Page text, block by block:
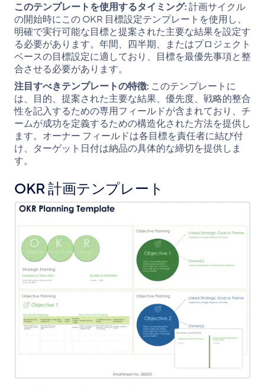
このテンプレートを使用するタイミング:計画サイクル
の開始時にこの OKR 目標設定テンプレートを使用し、
明確で実行可能な目標と提案された主要な結果を設定す
る必要があります。年間、四半期、またはプロジェクト
ベースの目標設定に適しており、目標を最優先事項と整
合させる必要があります。
注目すべきテンプレートの特徴: このテンプレートに
は、目的、提案された主要な結果、優先度、戦略的整合
性を記入するための専用フィールドが含まれており、チ
ームが成功を定義するための構造化された方法を提供し
ます。オーナー フィールドは各目標を責任者に結び付
け、ターゲット日付は納品の具体的な締切を提供しま
す。
OKR 計画テンプレート